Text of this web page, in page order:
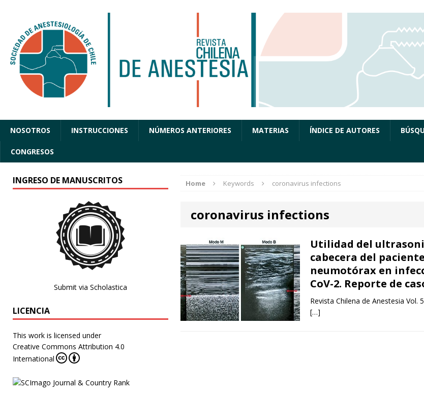
NOSOTROS INSTRUCCIONES NÚMEROS ANTERIORES MATERIAS ÍNDICE DE AUTORES
CONGRESOS
Home Keywords coronavirus infections
coronavirus infections
Utilidad del
cabecera del
neumotórax en
CoV-2. Reporte de
Revista Chilena de Anestesia Vol.
[…]
INGRESO DE MANUSCRITOS
Submit via Scholastica
LICENCIA
This work is licensed under
Creative Commons Attribution 4.0
International